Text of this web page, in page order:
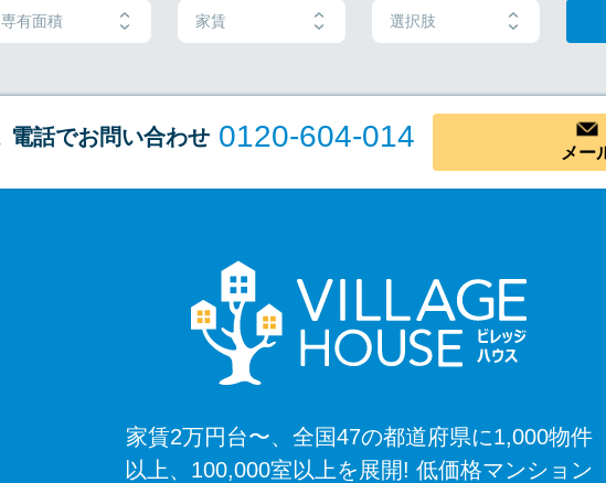
専有面積 家賃 選択肢
電話でお問い合わせ 0120-604-014 メー
家賃2万円台〜、全国47の都道府県に1,000物件
以上、100,000室以上を展開! 低価格マンション